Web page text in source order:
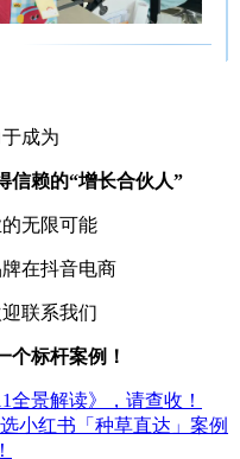
成为
信赖的“增长合伙人”
无限可能
在抖音电商
联系我们
个标杆案例！
全景解读》，请查收！
小红书「种草直达」案例